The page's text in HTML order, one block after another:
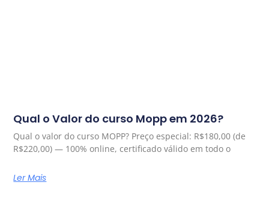
Qual o Valor do curso Mopp em 2026?
Qual o valor do curso MOPP? Preço especial: R$180,00 (de
R$220,00) — 100% online, certificado válido em todo o
Ler Mais